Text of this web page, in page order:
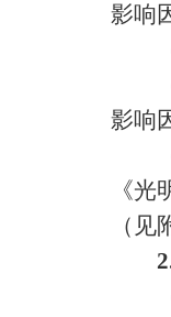
影响
影响
《
（